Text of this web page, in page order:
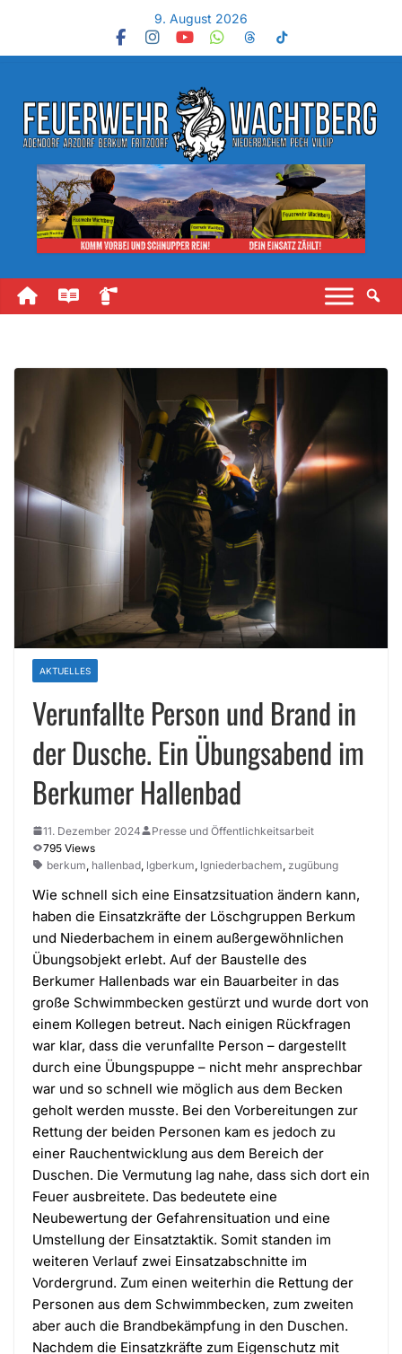
9. August 2026
AKTUELLES
Verunfallte Person und Brand in
der Dusche. Ein Übungsabend im
Berkumer Hallenbad
11. Dezember 2024
Presse und Öffentlichkeitsarbeit
795 Views
berkum hallenbad lgberkum lgniederbachem zugübung
Wie schnell sich eine Einsatzsituation ändern kann,
haben die Einsatzkräfte der Löschgruppen Berkum
und Niederbachem in einem außergewöhnlichen
Übungsobjekt erlebt. Auf der Baustelle des
Berkumer Hallenbads war ein Bauarbeiter in das
große Schwimmbecken gestürzt und wurde dort von
einem Kollegen betreut. Nach einigen Rückfragen
war klar, dass die verunfallte Person – dargestellt
durch eine Übungspuppe – nicht mehr ansprechbar
war und so schnell wie möglich aus dem Becken
geholt werden musste. Bei den Vorbereitungen zur
Rettung der beiden Personen kam es jedoch zu
einer Rauchentwicklung aus dem Bereich der
Duschen. Die Vermutung lag nahe, dass sich dort ein
Feuer ausbreitete. Das bedeutete eine
Neubewertung der Gefahrensituation und eine
Umstellung der Einsatztaktik. Somit standen im
weiteren Verlauf zwei Einsatzabschnitte im
Vordergrund. Zum einen weiterhin die Rettung der
Personen aus dem Schwimmbecken, zum zweiten
aber auch die Brandbekämpfung in den Duschen.
Nachdem die Einsatzkräfte zum Eigenschutz mit